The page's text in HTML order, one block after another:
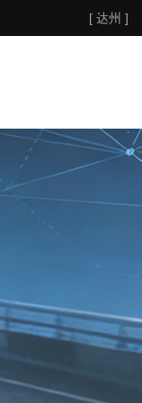
[ 达州 ]